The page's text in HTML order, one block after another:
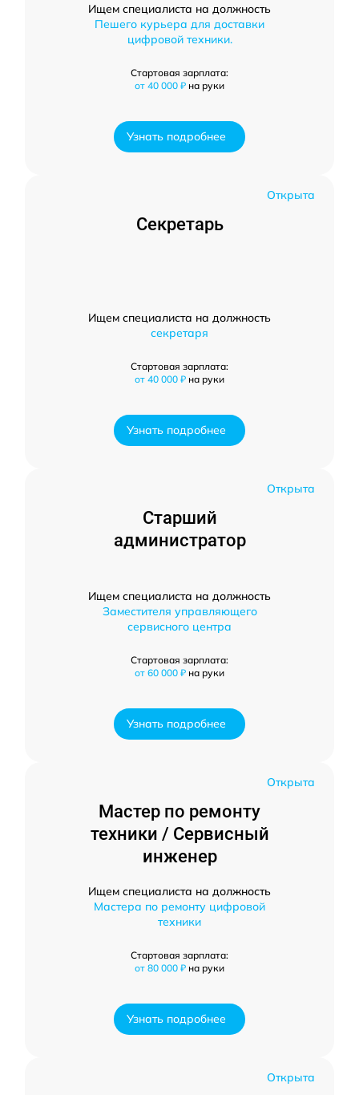
Ищем специалиста на должность
Пешего курьера для доставки
цифровой техники.
Стартовая зарплата:
от 40 000 ₽ на руки
Узнать подробнее
Открыта
Секретарь
Ищем специалиста на должность
секретаря
Стартовая зарплата:
от 40 000 ₽ на руки
Узнать подробнее
Открыта
Старший
администратор
Ищем специалиста на должность
Заместителя управляющего
сервисного центра
Стартовая зарплата:
от 60 000 ₽ на руки
Узнать подробнее
Открыта
Мастер по ремонту
техники / Сервисный
инженер
Ищем специалиста на должность
Мастера по ремонту цифровой
техники
Стартовая зарплата:
от 80 000 ₽ на руки
Узнать подробнее
Открыта